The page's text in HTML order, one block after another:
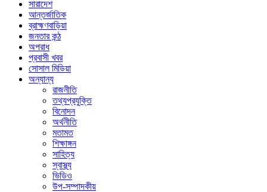
সারাদেশ
আন্তর্জাতিক
ব্রাহ্মণবাড়িয়া
জনতার কন্ঠ
অপরাধ
প্রবাসী খবর
সোসাল মিডিয়া
অন্যান্য
রাজনীতি
তথ্যপ্রযুক্তি
বিনোদন
অর্থনীতি
মতামত
শিক্ষাঙ্গন
সাহিত্য
স্বাস্থ্য
ভিডিও
উপ-সম্পাদকীয়